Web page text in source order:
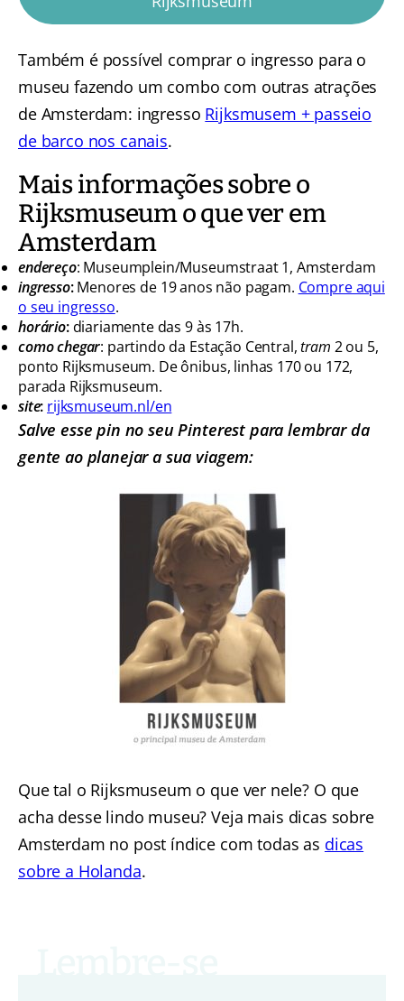
Também é possível comprar o ingresso para o
museu fazendo um combo com outras atrações
de Amsterdam: ingresso Rijksmusem + passeio
de barco nos canais.
Mais informações sobre o
Rijksmuseum o que ver em
Amsterdam
endereço: Museumplein/Museumstraat 1, Amsterdam
ingresso:Menores de 19 anos não pagam. Compre aqui
o seu ingresso.
horário:diariamente das 9 às 17h.
como chegar: partindo da Estação Central,tram 2 ou 5,
ponto Rijksmuseum. De ônibus, linhas 170 ou 172,
parada Rijksmuseum.
site: rijksmuseum.nl/en
Salve esse pin no seu Pinterest para lembrar da
gente ao planejar a sua viagem:
Que tal o Rijksmuseum o que ver nele? O que
acha desse lindo museu? Veja mais dicas sobre
Amsterdam no post índice com todas as dicas
sobre a Holanda.